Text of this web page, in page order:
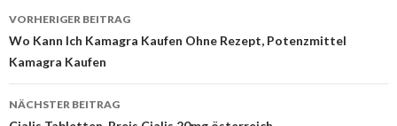
Beitrags-
Navigation
VORHERIGER BEITRAG
Wo Kann Ich Kamagra Kaufen Ohne Rezept, Potenzmittel
Kamagra Kaufen
NÄCHSTER BEITRAG